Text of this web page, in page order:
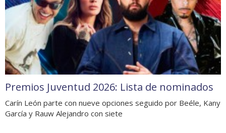
Premios Juventud 2026: Lista de nominados
Carín León parte con nueve opciones seguido por Beéle, Kany
García y Rauw Alejandro con siete